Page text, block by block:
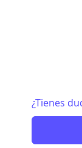
¿Tienes